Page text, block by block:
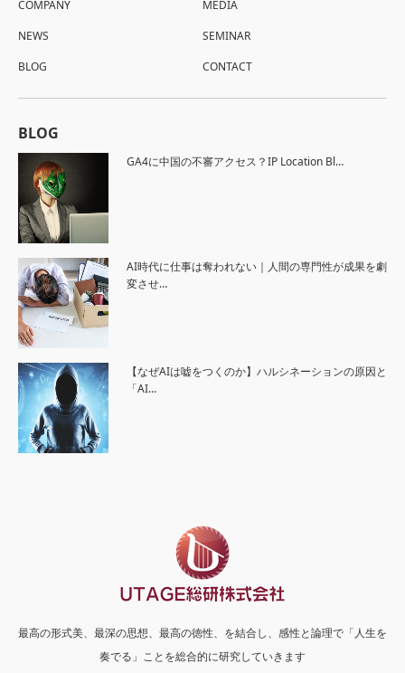
COMPANY
NEWS
BLOG
MEDIA
SEMINAR
CONTACT
BLOG
GA4に中国の不審アクセス？IP Location Bl…
AI時代に仕事は奪われない｜人間の専門性が成果を劇
変させ…
【なぜAIは嘘をつくのか】ハルシネーションの原因と
「AI…
最高の形式美、最深の思想、最高の徳性、を結合し、感性と論理で「人生を
奏でる」ことを総合的に研究していきます